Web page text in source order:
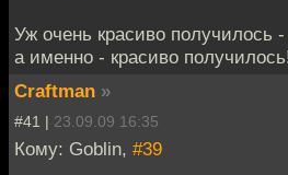
Уж очень красиво получилось
а именно - красиво
Craftman »
#41 | 23.09.09 16:35
Кому: Goblin, #39